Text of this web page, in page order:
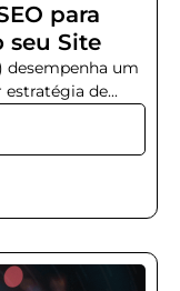
para
seu Site
desempenha um
de...